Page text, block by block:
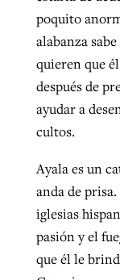
poquito
alabanza
quieren que
después de
ayudar a
cultos.
Ayala es un
anda de
iglesias
pasión y el
que él le
West
its
ByKaren L.
Post-
liberty
pandemic
ByTom Strode,
READ MORE
Nolan’s
areas,
ByScott Barkley,
READ MORE
Report
religious
ByFaith Pratt/
READ MORE